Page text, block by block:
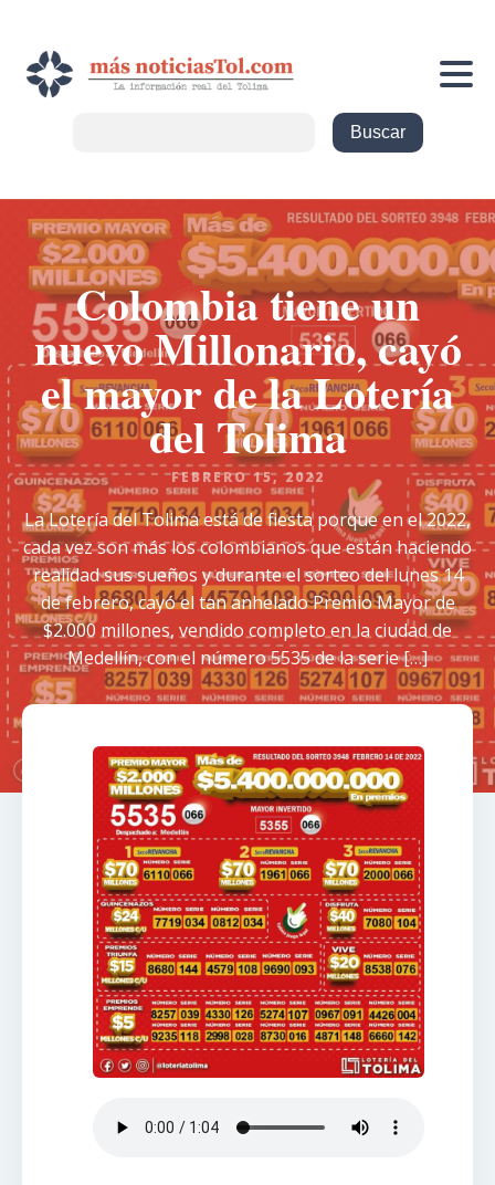
Colombia tiene un
nuevo Millonario, cayó
el mayor de la Lotería
del Tolima
FEBRERO 15, 2022
La Lotería del Tolima está de fiesta porque en el 2022,
cada vez son más los colombianos que están haciendo
realidad sus sueños y durante el sorteo del lunes 14
de febrero, cayó el tan anhelado Premio Mayor de
$2.000 millones, vendido completo en la ciudad de
Medellín, con el número 5535 de la serie […]